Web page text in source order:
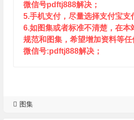
微信号pdftj888解决；
5.手机支付，尽量选择支付宝支
6.如图集或者标准不清楚，在本
规范和图集，希望增加资料等
微信号:pdftj888解决；
图集